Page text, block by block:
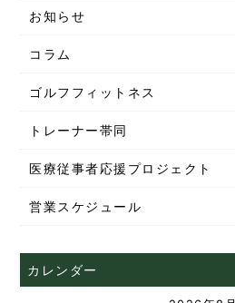
お知らせ
コラム
ゴルフフィットネス
トレーナー帯同
医療従事者応援プロジェクト
営業スケジュール
カレンダー